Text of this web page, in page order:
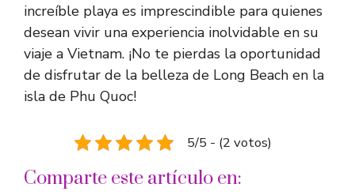
increíble playa es imprescindible para quienes
desean vivir una experiencia inolvidable en su
viaje a Vietnam. ¡No te pierdas la oportunidad
de disfrutar de la belleza de Long Beach en la
isla de Phu Quoc!
5/5 - (2 votos)
Comparte este artículo en: